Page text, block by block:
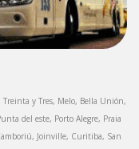
y Tres, Melo, Bella Unión,
del este, Porto Alegre, Praia
Joinville, Curitiba, San